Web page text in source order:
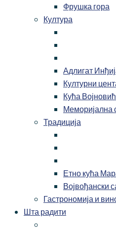
Фрушка гора
Култура
Адлигат
Културни
Кућа
Меморијална
Традиција
Етно кућа
Војвођански
Гастрономија и
Шта радити